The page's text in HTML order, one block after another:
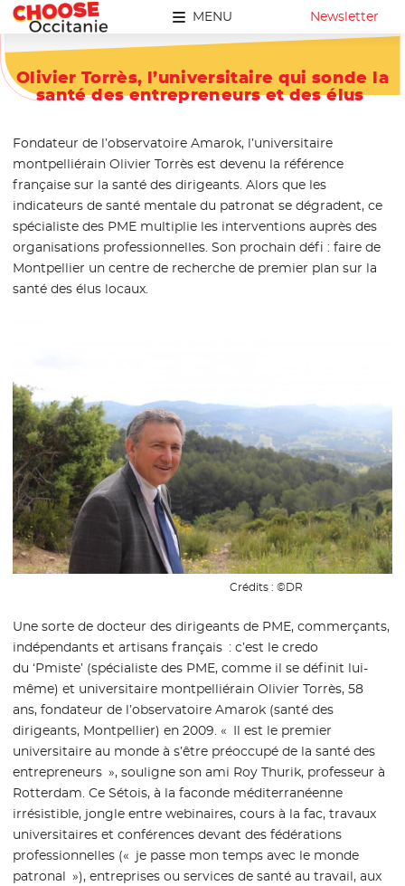
MENU Newsletter
Olivier Torrès, l’universitaire qui sonde la
santé des entrepreneurs et des élus
Fondateur de l’observatoire Amarok, l’universitaire
montpelliérain Olivier Torrès est devenu la référence
française sur la santé des dirigeants. Alors que les
indicateurs de santé mentale du patronat se dégradent, ce
spécialiste des PME multiplie les interventions auprès des
organisations professionnelles. Son prochain défi : faire de
Montpellier un centre de recherche de premier plan sur la
santé des élus locaux.
Crédits : ©DR
Une sorte de docteur des dirigeants de PME, commerçants,
indépendants et artisans français : c’est le credo
du ‘Pmiste’ (spécialiste des PME, comme il se définit lui-
même) et universitaire montpelliérain Olivier Torrès, 58
ans, fondateur de l’observatoire Amarok (santé des
dirigeants, Montpellier) en 2009. « Il est le premier
universitaire au monde à s’être préoccupé de la santé des
entrepreneurs », souligne son ami Roy Thurik, professeur à
Rotterdam. Ce Sétois, à la faconde méditerranéenne
irrésistible, jongle entre webinaires, cours à la fac, travaux
universitaires et conférences devant des fédérations
professionnelles (« je passe mon temps avec le monde
patronal »), entreprises ou services de santé au travail, aux